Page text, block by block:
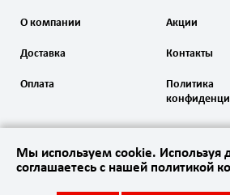
О компании
Доставка
Оплата
Акции
Контакты
Политика
Мы используем cookie. Используя
соглашаетесь с нашей политикой